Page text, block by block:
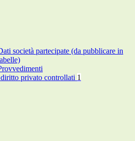
società partecipate (da pubblicare in
privato controllati 1